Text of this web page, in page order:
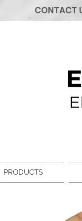
CONTACT
PRODUCTS